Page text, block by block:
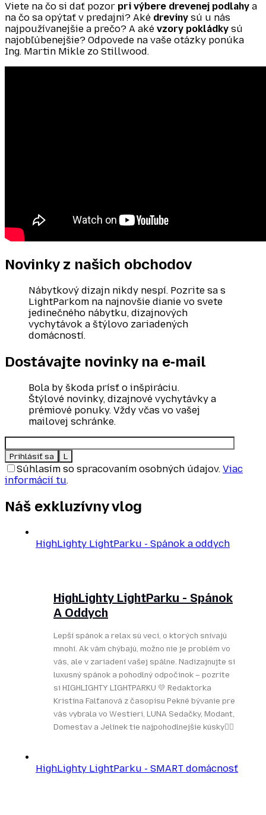
Viete na čo si dať pozor pri výbere drevenej podlahy a
na čo sa opýtať v predajni? Aké dreviny sú u nás
najpoužívanejšie a prečo? A aké vzory pokládky sú
najobľúbenejšie? Odpovede na vaše otázky ponúka
Ing. Martin Mikle zo Stillwood.
Novinky z našich obchodov
Nábytkový dizajn nikdy nespí. Pozrite sa s
LightParkom na najnovšie dianie vo svete
jedinečného nábytku, dizajnových
vychytávok a štýlovo zariadených
domácností.
Dostávajte novinky na e‑mail
Bola by škoda prísť o inšpiráciu.
Štýlové novinky, dizajnové vychytávky a
prémiové ponuky. Vždy včas vo vašej
mailovej schránke.
Súhlasím so spracovaním osobných údajov. Viac
informácií tu.
Náš exkluzívnyvlog
HighLighty LightParku - Spánok a oddych
HighLighty LightParku - Spánok
A Oddych
Lepší spánok a relax sú veci, o ktorých snívajú
mnohí. Ak vám chýbajú, možno nie je problém vo
vás, ale v zariadení vašej spálne. Nadizajnujte si
luxusný spánok a pohodlný odpočinok – pozrite
si HIGHLIGHTY LIGHTPARKU 💛 Redaktorka
Kristína Falťanová z časopisu Pekné bývanie pre
vás vybrala vo Westieri, LUNA Sedačky, Modant,
Domestav a Jelínek tie najpohodlnejšie kúsky👌🏻
HighLighty LightParku - SMART domácnosť